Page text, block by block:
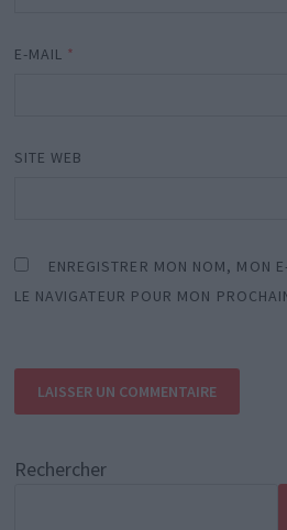
E-MAIL *
SITE WEB
ENREGISTRER MON NOM, MON
LE NAVIGATEUR POUR MON
Rechercher